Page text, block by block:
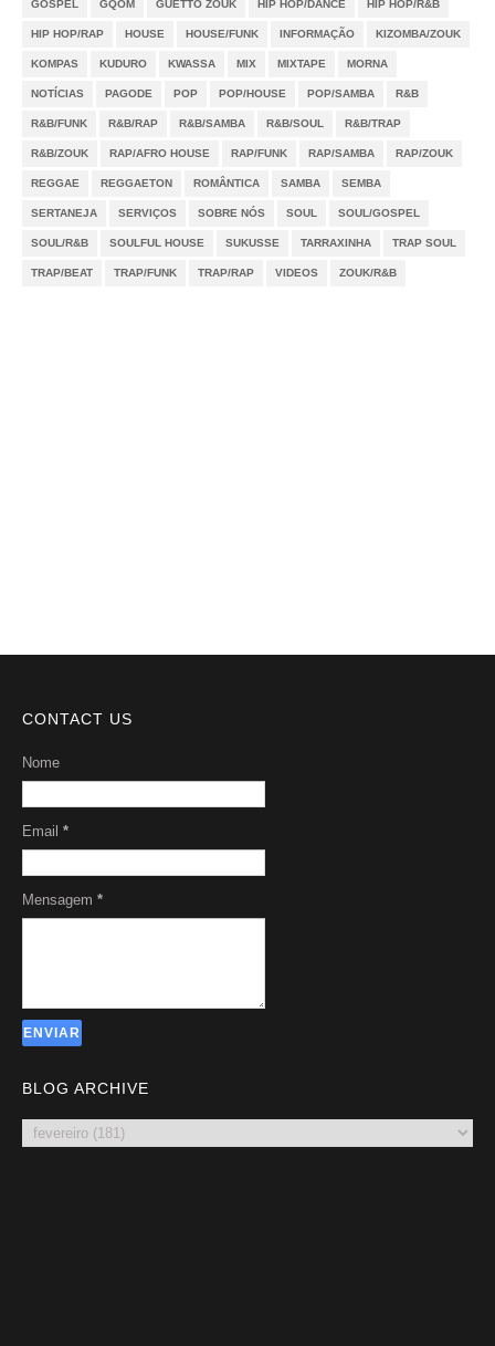
GOSPEL GQOM GUETTO ZOUK HIP HOP/DANCE HIP HOP/R&B
HIP HOP/RAP HOUSE HOUSE/FUNK INFORMAÇÃO KIZOMBA/ZOUK
KOMPAS KUDURO KWASSA MIX MIXTAPE MORNA
NOTÍCIAS PAGODE POP POP/HOUSE POP/SAMBA R&B
R&B/FUNK R&B/RAP R&B/SAMBA R&B/SOUL R&B/TRAP
R&B/ZOUK RAP/AFRO HOUSE RAP/FUNK RAP/SAMBA RAP/ZOUK
REGGAE REGGAETON ROMÂNTICA SAMBA SEMBA
SERTANEJA SERVIÇOS SOBRE NÓS SOUL SOUL/GOSPEL
SOUL/R&B SOULFUL HOUSE SUKUSSE TARRAXINHA TRAP SOUL
TRAP/BEAT TRAP/FUNK TRAP/RAP VIDEOS ZOUK/R&B
CONTACT US
Nome
Email *
Mensagem *
BLOG ARCHIVE